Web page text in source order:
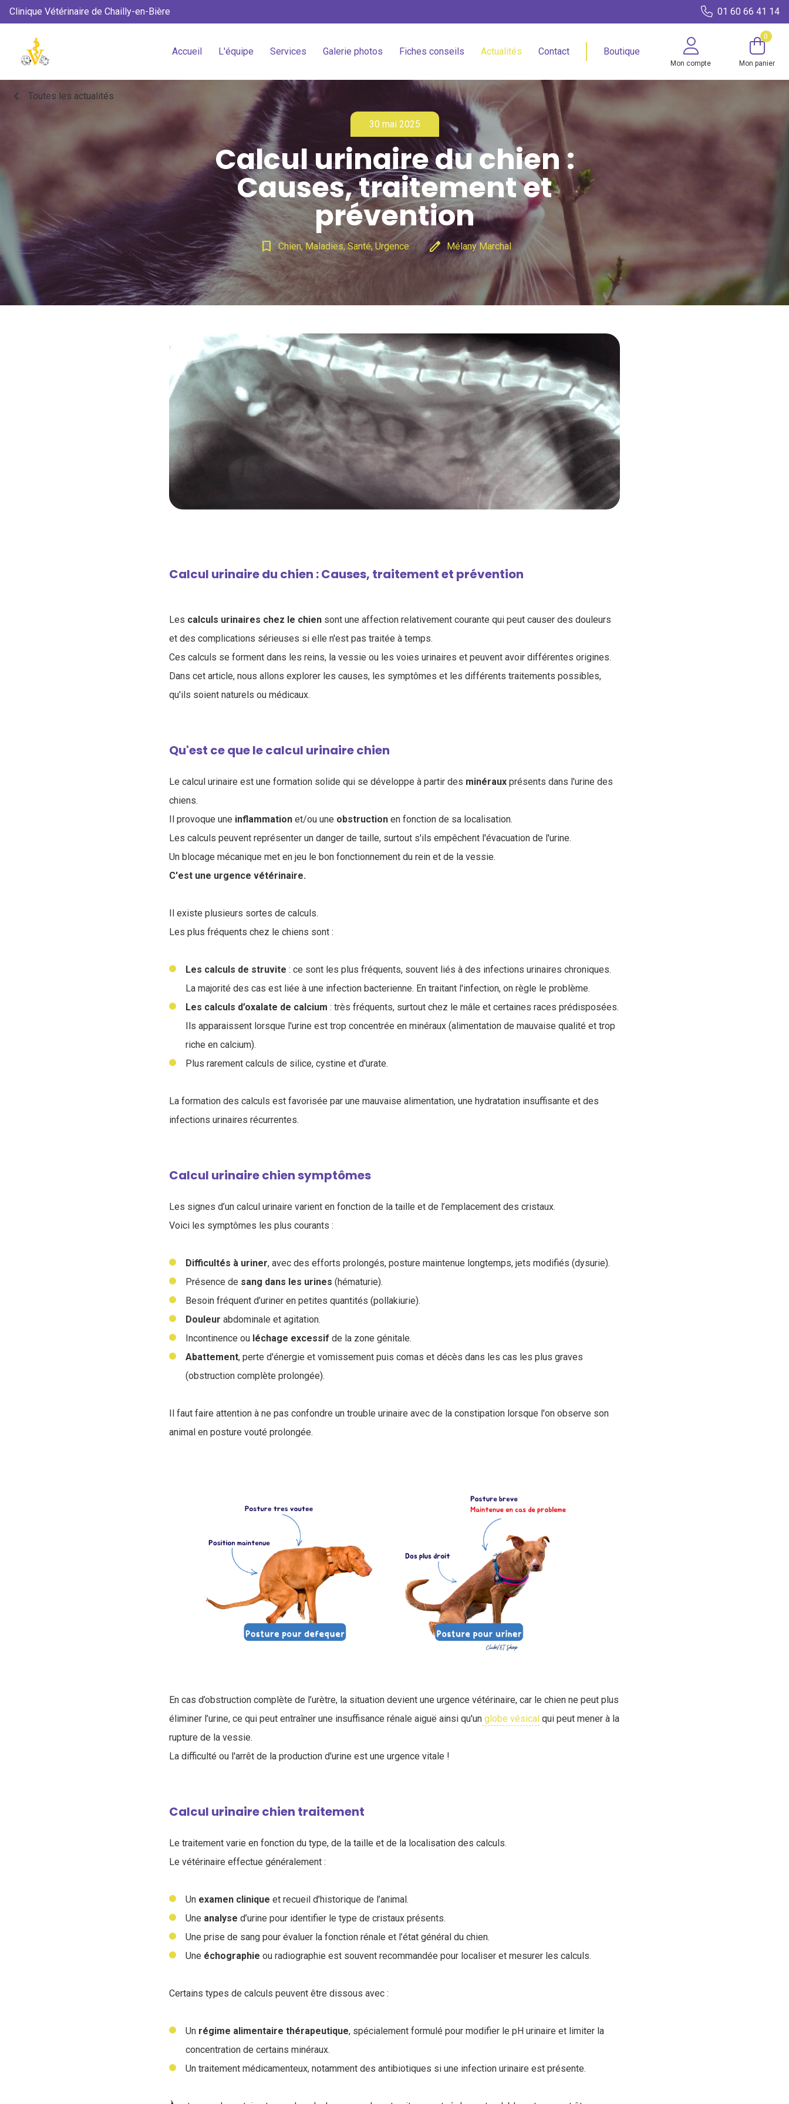
Clinique Vétérinaire de Chailly-en-Bière 01 60 66 41 14
Accueil L'équipe Services Galerie photos Fiches conseils Actualités Contact Boutique
Mon compte
0
Mon panier
chevron_left Toutes les actualités
30 mai 2025
Calcul urinaire du chien :
Causes, traitement et
prévention
bookmark_border Chien, Maladies, Santé, Urgence edit Mélany Marchal
Calcul urinaire du chien : Causes, traitement et prévention
Les calculs urinaires chez le chien sont une affection relativement courante qui peut causer des douleurs
et des complications sérieuses si elle n'est pas traitée à temps.
Ces calculs se forment dans les reins, la vessie ou les voies urinaires et peuvent avoir différentes origines.
Dans cet article, nous allons explorer les causes, les symptômes et les différents traitements possibles,
qu'ils soient naturels ou médicaux.
Qu'est ce que le calcul urinaire chien
Le calcul urinaire est une formation solide qui se développe à partir des minéraux présents dans l'urine des
chiens.
Il provoque une inflammation et/ou une obstruction en fonction de sa localisation.
Les calculs peuvent représenter un danger de taille, surtout s'ils empêchent l'évacuation de l'urine.
Un blocage mécanique met en jeu le bon fonctionnement du rein et de la vessie.
C'est une urgence vétérinaire.
Il existe plusieurs sortes de calculs.
Les plus fréquents chez le chiens sont :
Les calculs de struvite : ce sont les plus fréquents, souvent liés à des infections urinaires chroniques.
La majorité des cas est liée à une infection bacterienne. En traitant l'infection, on règle le problème.
Les calculs d’oxalate de calcium : très fréquents, surtout chez le mâle et certaines races prédisposées.
Ils apparaissent lorsque l'urine est trop concentrée en minéraux (alimentation de mauvaise qualité et trop
riche en calcium).
Plus rarement calculs de silice, cystine et d'urate.
La formation des calculs est favorisée par une mauvaise alimentation, une hydratation insuffisante et des
infections urinaires récurrentes.
Calcul urinaire chien symptômes
Les signes d’un calcul urinaire varient en fonction de la taille et de l’emplacement des cristaux.
Voici les symptômes les plus courants :
Difficultés à uriner, avec des efforts prolongés, posture maintenue longtemps, jets modifiés (dysurie).
Présence de sang dans les urines (hématurie).
Besoin fréquent d’uriner en petites quantités (pollakiurie).
Douleur abdominale et agitation.
Incontinence ou léchage excessif de la zone génitale.
Abattement, perte d'énergie et vomissement puis comas et décès dans les cas les plus graves
(obstruction complète prolongée).
Il faut faire attention à ne pas confondre un trouble urinaire avec de la constipation lorsque l'on observe son
animal en posture vouté prolongée.
En cas d’obstruction complète de l’urètre, la situation devient une urgence vétérinaire, car le chien ne peut plus
éliminer l’urine, ce qui peut entraîner une insuffisance rénale aiguë ainsi qu'un globe vésical qui peut mener à la
rupture de la vessie.
La difficulté ou l'arrêt de la production d'urine est une urgence vitale !
Calcul urinaire chien traitement
Le traitement varie en fonction du type, de la taille et de la localisation des calculs.
Le vétérinaire effectue généralement :
Un examen clinique et recueil d’historique de l’animal.
Une analyse d’urine pour identifier le type de cristaux présents.
Une prise de sang pour évaluer la fonction rénale et l’état général du chien.
Une échographie ou radiographie est souvent recommandée pour localiser et mesurer les calculs.
Certains types de calculs peuvent être dissous avec :
Un régime alimentaire thérapeutique, spécialement formulé pour modifier le pH urinaire et limiter la
concentration de certains minéraux.
Un traitement médicamenteux, notamment des antibiotiques si une infection urinaire est présente.